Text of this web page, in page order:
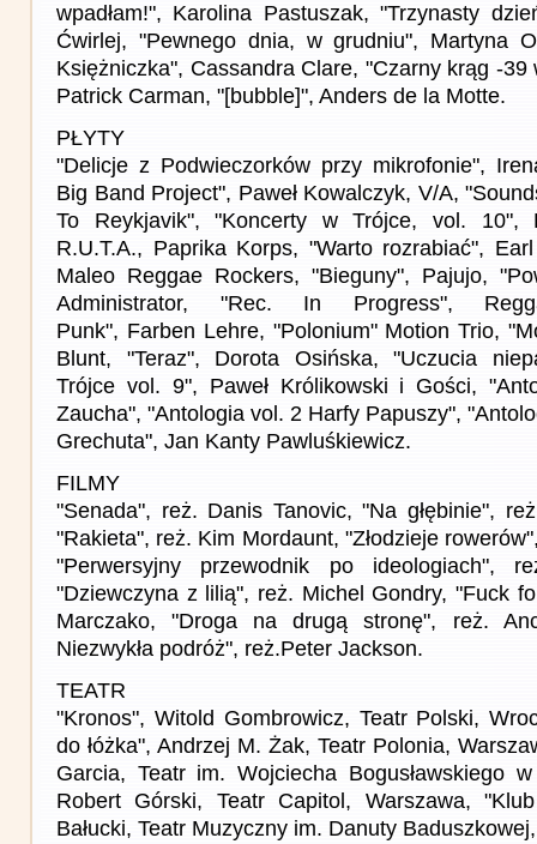
wpadłam!", Karolina Pastuszak, "Trzynasty
Ćwirlej, "Pewnego dnia, w grudniu", Martyna
Księżniczka", Cassandra Clare, "Czarny krąg -39
Patrick Carman, "[bubble]", Anders de la Motte.
PŁYTY
"Delicje z Podwieczorków przy mikrofonie",
Big Band Project", Paweł Kowalczyk, V/A,
To Reykjavik", "Koncerty w Trójce, vol. 10",
R.U.T.A., Paprika Korps, "Warto rozrabiać",
Maleo Reggae Rockers, "Bieguny", Pajujo,
Administrator, "Rec. In Progress",
Punk", Farben Lehre, "Polonium" Motion Trio,
Blunt, "Teraz", Dorota Osińska, "Uczucia
Trójce vol. 9", Paweł Królikowski i Gości,
Zaucha", "Antologia vol. 2 Harfy Papuszy",
Grechuta", Jan Kanty Pawluśkiewicz.
FILMY
"Senada", reż. Danis Tanovic, "Na głębinie",
"Rakieta", reż. Kim Mordaunt, "Złodzieje
"Perwersyjny przewodnik po ideologiach",
"Dziewczyna z lilią", reż. Michel Gondry, "Fuck
Marczako, "Droga na drugą stronę", reż.
Niezwykła podróż", reż.Peter Jackson.
TEATR
"Kronos", Witold Gombrowicz, Teatr Polski,
do łóżka", Andrzej M. Żak, Teatr Polonia,
Garcia, Teatr im. Wojciecha Bogusławskiego
Robert Górski, Teatr Capitol, Warszawa,
Bałucki, Teatr Muzyczny im. Danuty